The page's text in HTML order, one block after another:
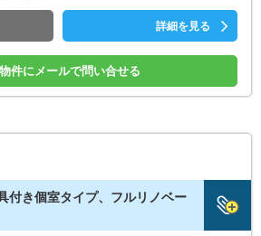
詳細を見る
件にメールで問い合せる
付き個室タイプ、フルリノベー